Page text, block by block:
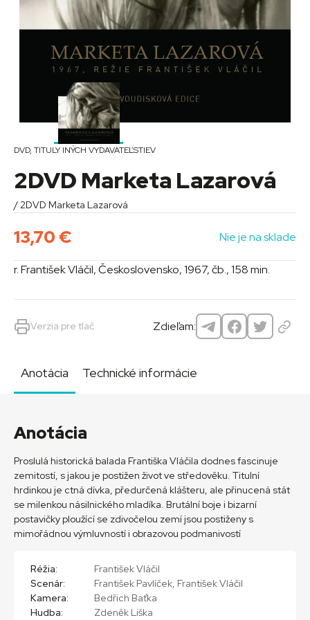
DVD, TITULY INÝCH VYDAVATEĽSTIEV
2DVD Marketa Lazarová
/ 2DVD Marketa Lazarová
13,70€ Nie je na sklade
r. František Vláčil, Československo, 1967, čb., 158 min.
Verzia pre tlač Zdieľam:
Anotácia Technické informácie
Anotácia
Proslulá historická balada Františka Vláčila dodnes fascinuje
zemitostí, s jakou je postižen život ve středověku. Titulní
hrdinkou je ctná dívka, předurčená klášteru, ale přinucená stát
se milenkou násilnického mladíka. Brutální boje i bizarní
postavičky ploužící se zdivočelou zemí jsou postiženy s
mimořádnou výmluvností i obrazovou podmanivostí
Réžia:
František Vláčil
Scenár:
František Pavlíček, František Vláčil
Kamera:
Bedřich Baťka
Hudba:
Zdeněk Liška